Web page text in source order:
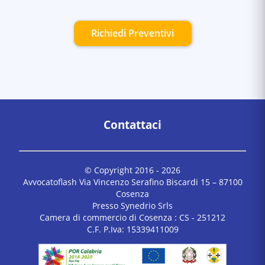
Richiedi Preventivi
Contattaci
© Copyright 2016 - 2026
Avvocatoflash Via Vincenzo Serafino Biscardi 15 – 87100
Cosenza
Presso Synedrio Srls
Camera di commercio di Cosenza : CS - 251212
C.F. P.Iva: 15339411009